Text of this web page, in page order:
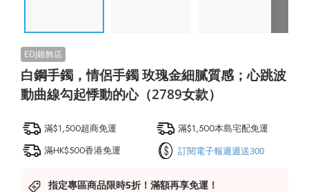
白鋼手鐲，情侶手鐲 玫瑰金細膩質感；心跳波
動曲線勾起悸動的心（2789女款）
滿$1,500超商免運
滿$1,500本島宅配免運
滿HK$500香港免運
訂閱電子報週週送300
指定專區商品限時5折！滿額再享免運！